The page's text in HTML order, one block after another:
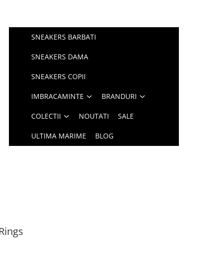
SNEAKERS BARBATI
SNEAKERS DAMA
SNEAKERS COPII
IMBRACAMINTE BRANDURI
COLECTII NOUTATI SALE
ULTIMA MARIME BLOG